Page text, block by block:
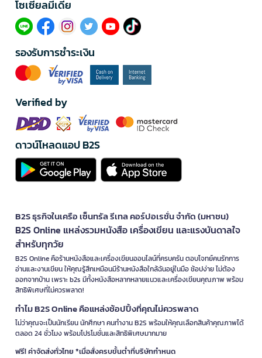
โซเซียลมีเดีย​
รองรับการชำระเงิน
Verified by
ดาวน์โหลดแอป B2S
B2S ธุรกิจในเครือ เซ็นทรัล รีเทล คอร์ปอเรชั่น จำกัด (มหาชน)
B2S Online แหล่งรวมหนังสือ เครื่องเขียน และแรงบันดาลใจ
สำหรับทุกวัย
B2S Online คือร้านหนังสือและเครื่องเขียนออนไลน์ที่ครบครัน ตอบโจทย์คนรักการ
อ่านและงานเขียน ให้คุณรู้สึกเหมือนมีร้านหนังสือใกล้ฉันอยู่ในมือ ช้อปง่าย ไม่ต้อง
ออกจากบ้าน เพราะ b2s มีทั้งหนังสือหลากหลายแนวและเครื่องเขียนคุณภาพ พร้อม
สิทธิพิเศษที่ไม่ควรพลาด!
ทำไม B2S Online คือแหล่งช้อปปิ้งที่คุณไม่ควรพลาด
ไม่ว่าคุณจะเป็นนักเรียน นักศึกษา คนทำงาน B2S พร้อมให้คุณเลือกสินค้าคุณภาพได้
ตลอด 24 ชั่วโมง พร้อมโปรโมชั่นและสิทธิพิเศษมากมาย
ฟรี! ค่าจัดส่งทั่วไทย *เมื่อสั่งครบขั้นต่ำที่บริษัทกำหนด